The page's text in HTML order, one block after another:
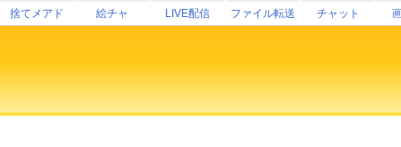
捨てメアド 絵チャ LIVE配信 ファイル転送 チャット